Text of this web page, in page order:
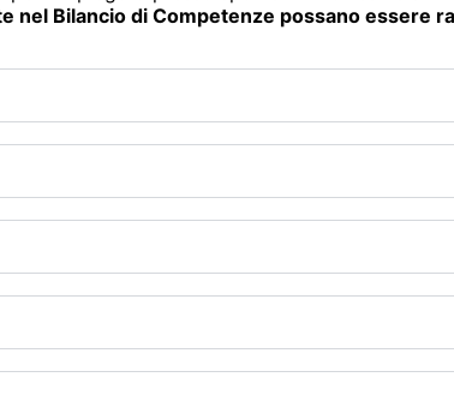
Bilancio di Competenze possano essere